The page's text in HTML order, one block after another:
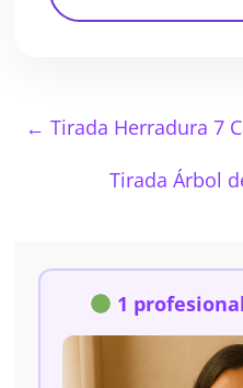
← Tirada Herradura 7
Tirada Árbol
1